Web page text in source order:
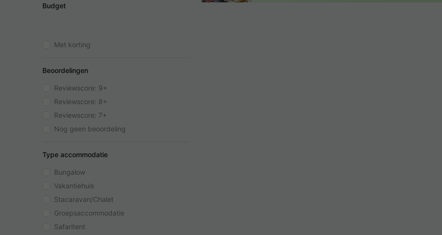
Budget
Met korting
Beoordelingen
Reviewscore: 9+
Reviewscore: 8+
Reviewscore: 7+
Nog geen beoordeling
Type accommodatie
Bungalow
Vakantiehuis
Stacaravan/Chalet
Groepsaccommodatie
Safaritent